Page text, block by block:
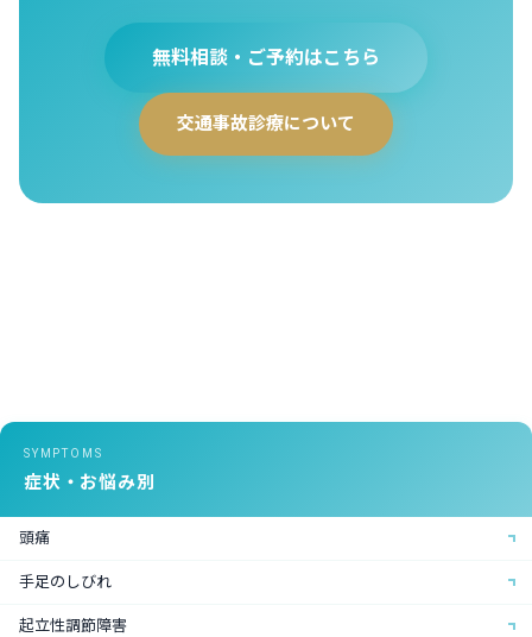
無料相談・ご予約はこちら
交通事故診療について
SYMPTOMS
症状・お悩み別
頭痛
手足のしびれ
起立性調節障害